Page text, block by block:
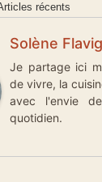
récents
Solène
Je partage ici
de vivre, la
avec l'envie
quotidien.